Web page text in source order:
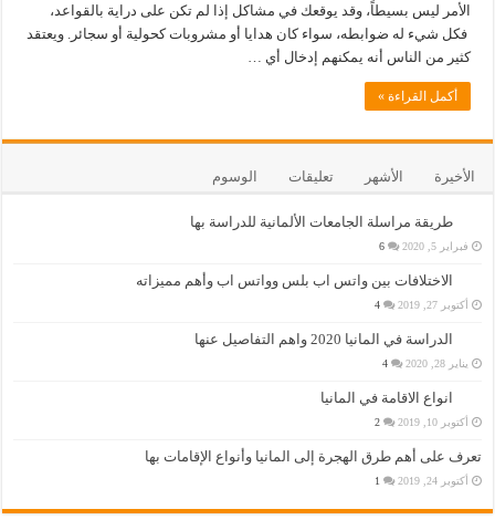
الأمر ليس بسيطاً، وقد يوقعك في مشاكل إذا لم تكن على دراية بالقواعد،
فكل شيء له ضوابطه، سواء كان هدايا أو مشروبات كحولية أو سجائر. ويعتقد
كثير من الناس أنه يمكنهم إدخال أي …
أكمل القراءة »
الأخيرة الأشهر تعليقات الوسوم
طريقة مراسلة الجامعات الألمانية للدراسة بها
فبراير 5, 2020 6
الاختلافات بين واتس اب بلس وواتس اب وأهم مميزاته
أكتوبر 27, 2019 4
الدراسة في المانيا 2020 واهم التفاصيل عنها
يناير 28, 2020 4
انواع الاقامة في المانيا
أكتوبر 10, 2019 2
تعرف على أهم طرق الهجرة إلى المانيا وأنواع الإقامات بها
أكتوبر 24, 2019 1